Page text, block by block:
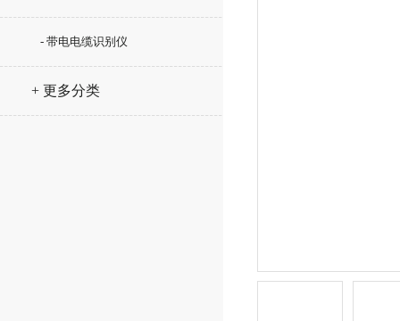
- 带电电缆识别仪
+ 更多分类